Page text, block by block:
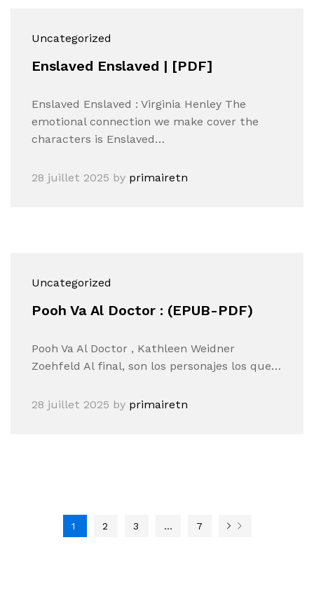
Uncategorized
Enslaved Enslaved | [PDF]
Enslaved Enslaved : Virginia Henley The
emotional connection we make cover the
characters is Enslaved…
28 juillet 2025 by primairetn
Uncategorized
Pooh Va Al Doctor : (EPUB-PDF)
Pooh Va Al Doctor , Kathleen Weidner
Zoehfeld Al final, son los personajes los que…
28 juillet 2025 by primairetn
1 2 3 … 7